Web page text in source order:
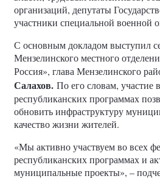
организаций, депутаты
участники специальной военной
С основным докладом выступил
Мензелинского местного
Россия», глава Мензелинского
Салахов. По его словам, участие
республиканских программах
обновить инфраструктуру
качество жизни жителей.
«Мы активно участвуем во всех
республиканских программах и
муниципальные проекты», –